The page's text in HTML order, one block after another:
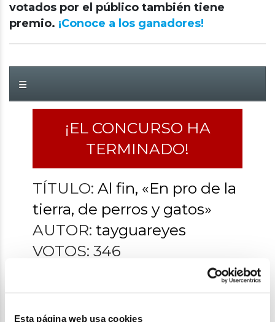
Esta página web usa cookies
votados por el público también tiene
premio. ¡Conoce a los ganadores!
¡EL CONCURSO HA
TERMINADO!
TÍTULO: Al fin, «En pro de la
tierra, de perros y gatos»
AUTOR: tayguareyes
VOTOS: 346
Planeaban una dulce venganza;
alteración cromosómica los había